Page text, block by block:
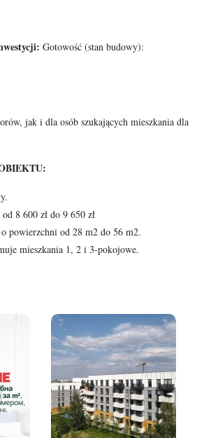
Gotowość (stan budowy):
jak i dla osób szukających mieszkania dla
8 600 zł do 9 650 zł
powierzchni od 28 m2 do 56 m2.
mieszkania 1, 2 i 3-pokojowe.